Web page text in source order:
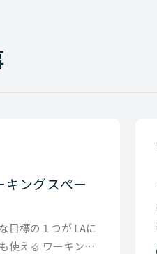
キングスペー
目標の１つが LAに
使える ワーキング